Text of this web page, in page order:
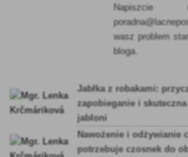
wasz problem
bloga.
Jabłka z robakami:
zapobieganie i
jabłoni
Nawożenie i odżywianie
potrzebuje czosnek do